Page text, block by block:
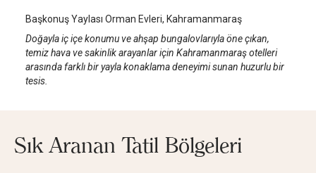
Başkonuş Yaylası Orman Evleri, Kahramanmaraş
Doğayla iç içe konumu ve ahşap bungalovlarıyla öne çıkan,
temiz hava ve sakinlik arayanlar için Kahramanmaraş otelleri
arasında farklı bir yayla konaklama deneyimi sunan huzurlu bir
tesis.
Sık Aranan Tatil Bölgeleri